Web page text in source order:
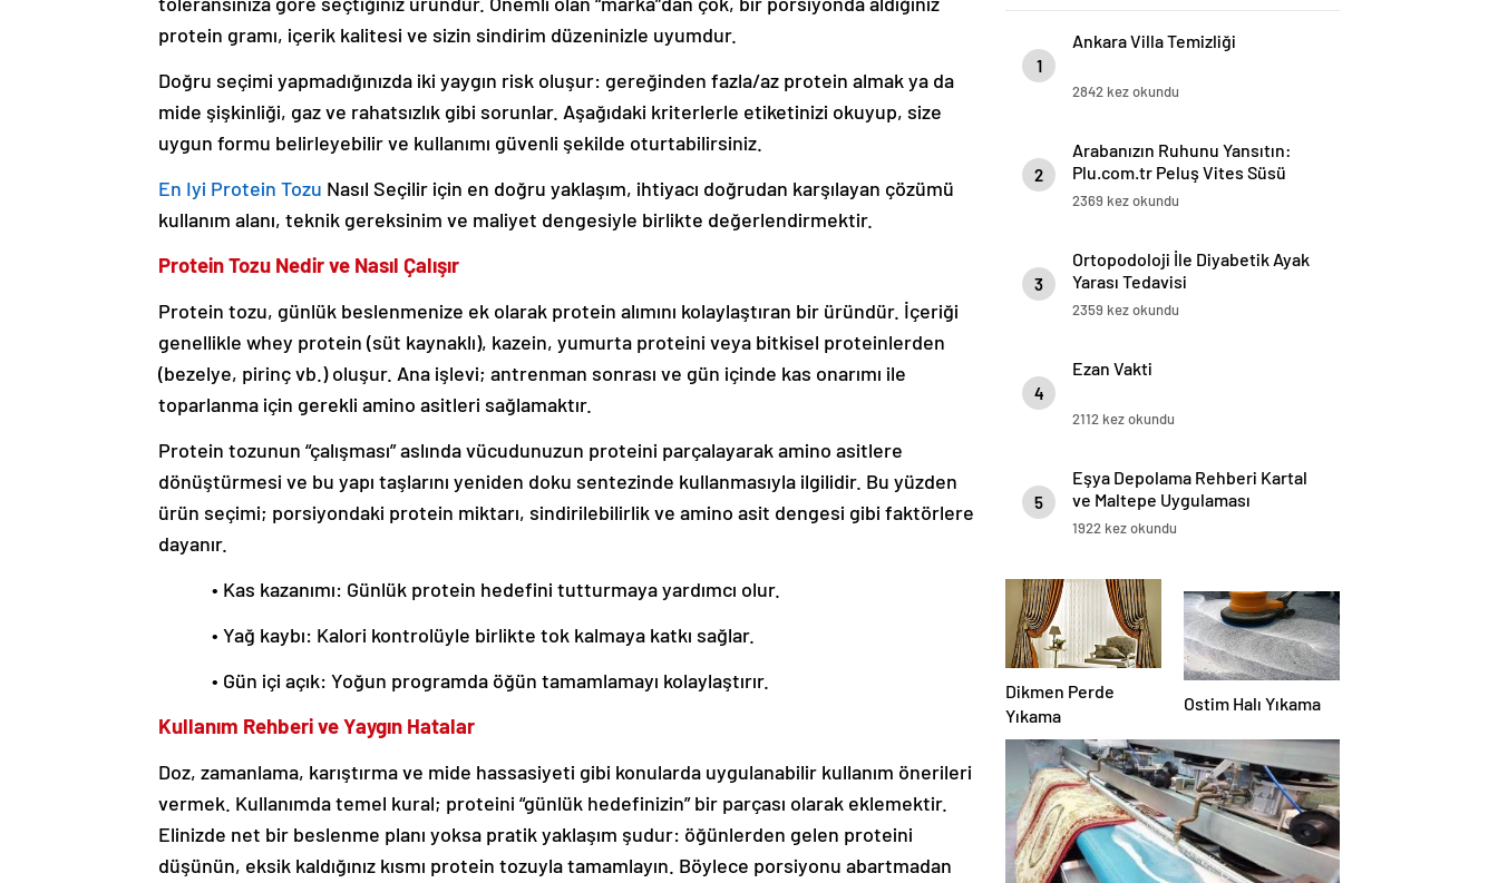
protein gramı, içerik kalitesi ve sizin sindirim düzeninizle uyumdur.
Doğru seçimi yapmadığınızda iki yaygın risk oluşur: gereğinden fazla/az protein almak ya da
mide şişkinliği, gaz ve rahatsızlık gibi sorunlar. Aşağıdaki kriterlerle etiketinizi okuyup, size
uygun formu belirleyebilir ve kullanımı güvenli şekilde oturtabilirsiniz.
En Iyi Protein Tozu Nasıl Seçilir için en doğru yaklaşım, ihtiyacı doğrudan karşılayan çözümü
kullanım alanı, teknik gereksinim ve maliyet dengesiyle birlikte değerlendirmektir.
Protein Tozu Nedir ve Nasıl Çalışır
Protein tozu, günlük beslenmenize ek olarak protein alımını kolaylaştıran bir üründür. İçeriği
genellikle whey protein (süt kaynaklı), kazein, yumurta proteini veya bitkisel proteinlerden
(bezelye, pirinç vb.) oluşur. Ana işlevi; antrenman sonrası ve gün içinde kas onarımı ile
toparlanma için gerekli amino asitleri sağlamaktır.
Protein tozunun “çalışması” aslında vücudunuzun proteini parçalayarak amino asitlere
dönüştürmesi ve bu yapı taşlarını yeniden doku sentezinde kullanmasıyla ilgilidir. Bu yüzden
ürün seçimi; porsiyondaki protein miktarı, sindirilebilirlik ve amino asit dengesi gibi faktörlere
dayanır.
• Kas kazanımı: Günlük protein hedefini tutturmaya yardımcı olur.
• Yağ kaybı: Kalori kontrolüyle birlikte tok kalmaya katkı sağlar.
• Gün içi açık: Yoğun programda öğün tamamlamayı kolaylaştırır.
Kullanım Rehberi ve Yaygın Hatalar
Doz, zamanlama, karıştırma ve mide hassasiyeti gibi konularda uygulanabilir kullanım önerileri
vermek. Kullanımda temel kural; proteini “günlük hedefinizin” bir parçası olarak eklemektir.
Elinizde net bir beslenme planı yoksa pratik yaklaşım şudur: öğünlerden gelen proteini
düşünün, eksik kaldığınız kısmı protein tozuyla tamamlayın. Böylece porsiyonu abartmadan
1
Ankara Villa Temizliği
2842 kez okundu
2
Arabanızın Ruhunu Yansıtın:
Plu.com.tr Peluş Vites Süsü
Modelleri
2369 kez okundu
3
Ortopodoloji İle Diyabetik Ayak
Yarası Tedavisi
2359 kez okundu
4
Ezan Vakti
2112 kez okundu
5
Eşya Depolama Rehberi Kartal
ve Maltepe Uygulaması
1922 kez okundu
Dikmen Perde
Yıkama
Ostim Halı Yıkama